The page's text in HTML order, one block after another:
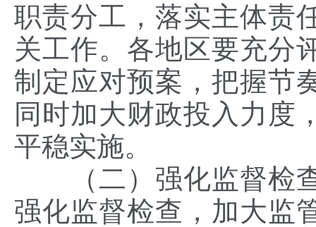
职责分工，落实主体责
关工作。各地区要充分
制定应对预案，把握节
同时加大财政投入力度
平稳实施。
（二）强化监督检查
强化监督检查，加大监